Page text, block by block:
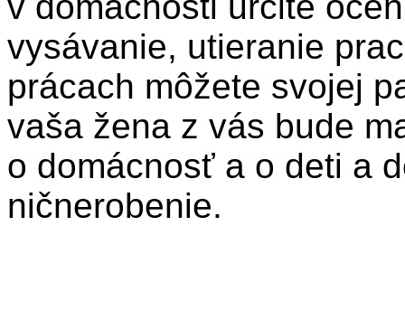
vysávanie, utieranie
prácach môžete svojej
vaša žena z vás bude
o domácnosť a o deti a
ničnerobenie.